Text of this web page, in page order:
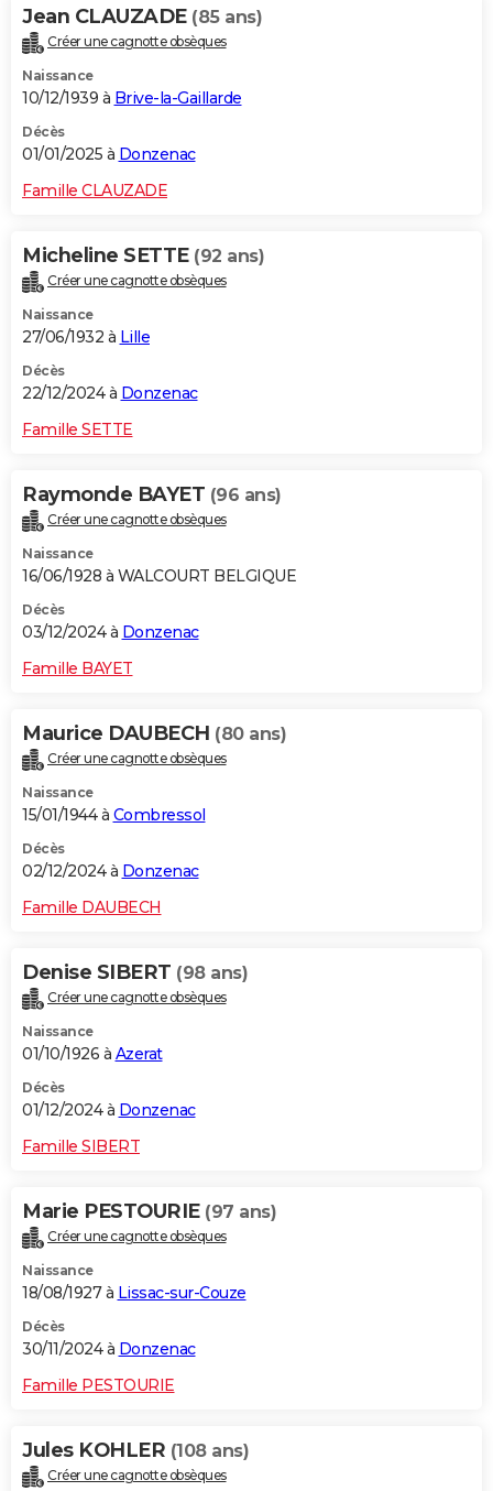
Jean CLAUZADE (85 ans)
Créer une cagnotte obsèques
Naissance
10/12/1939 à Brive-la-Gaillarde
Décès
01/01/2025 à Donzenac
Famille CLAUZADE
Micheline SETTE (92 ans)
Créer une cagnotte obsèques
Naissance
27/06/1932 à Lille
Décès
22/12/2024 à Donzenac
Famille SETTE
Raymonde BAYET (96 ans)
Créer une cagnotte obsèques
Naissance
16/06/1928 à WALCOURT BELGIQUE
Décès
03/12/2024 à Donzenac
Famille BAYET
Maurice DAUBECH (80 ans)
Créer une cagnotte obsèques
Naissance
15/01/1944 à Combressol
Décès
02/12/2024 à Donzenac
Famille DAUBECH
Denise SIBERT (98 ans)
Créer une cagnotte obsèques
Naissance
01/10/1926 à Azerat
Décès
01/12/2024 à Donzenac
Famille SIBERT
Marie PESTOURIE (97 ans)
Créer une cagnotte obsèques
Naissance
18/08/1927 à Lissac-sur-Couze
Décès
30/11/2024 à Donzenac
Famille PESTOURIE
Jules KOHLER (108 ans)
Créer une cagnotte obsèques